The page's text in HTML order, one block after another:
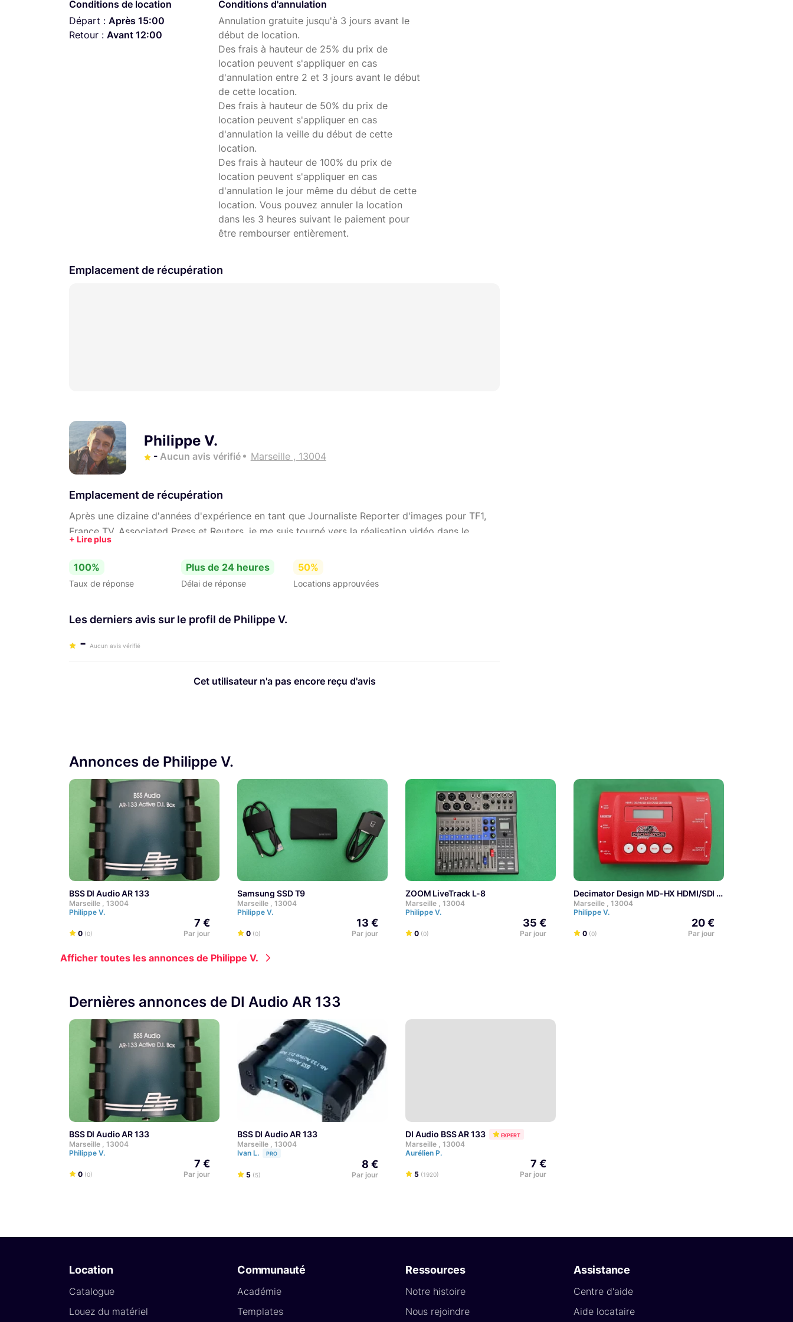
Interrupteur de coupure de mise à la terre
Interrupteur de mise en service permettant de déconnecter les instruments sans avoir à "muter"
Alimentation 48V via la console ou la pile interne
Conditions de location
Départ : Après 15:00
Retour : Avant 12:00
Conditions d'annulation
Annulation gratuite jusqu'à 3 jours avant le
début de location.
Des frais à hauteur de 25% du prix de
location peuvent s'appliquer en cas
d'annulation entre 2 et 3 jours avant le début
de cette location.
Des frais à hauteur de 50% du prix de
location peuvent s'appliquer en cas
d'annulation la veille du début de cette
location.
Des frais à hauteur de 100% du prix de
location peuvent s'appliquer en cas
d'annulation le jour même du début de cette
location. Vous pouvez annuler la location
dans les 3 heures suivant le paiement pour
être rembourser entièrement.
Emplacement de récupération
Philippe V.
- Aucun avis vérifié Marseille , 13004
Emplacement de récupération
Après une dizaine d'années d'expérience en tant que Journaliste Reporter d'images pour TF1,
France TV, Associated Press et Reuters, je me suis tourné vers la réalisation vidéo dans le
domaine institutionnel et développe actuellement une agence digitale de streaming et captation
vidéo pour des conférences et café-débat dans le sud de la France entre Nice et Montpellier
100%
Taux de réponse
Plus de 24 heures
Délai de réponse
50%
Locations approuvées
Les derniers avis sur le profil de Philippe V.
- Aucun avis vérifié
Cet utilisateur n'a pas encore reçu d'avis
Annonces de Philippe V.
BSS DI Audio AR 133
Marseille , 13004
Philippe V.
0 (0)
7 €
Par jour
Samsung SSD T9
Marseille , 13004
Philippe V.
0 (0)
13 €
Par jour
ZOOM LiveTrack L-8
Marseille , 13004
Philippe V.
0 (0)
35 €
Par jour
Decimator Design MD-HX HDMI/SDI
Marseille , 13004
Philippe V.
0 (0)
20 €
Par jour
Afficher toutes les annonces de Philippe V.
Dernières annonces de DI Audio AR 133
BSS DI Audio AR 133
Marseille , 13004
Philippe V.
0 (0)
7 €
Par jour
BSS DI Audio AR 133
Marseille , 13004
Ivan L.
PRO
5 (5)
8 €
Par jour
DI Audio BSS AR 133 EXPERT
Marseille , 13004
Aurélien P.
5 (1920)
7 €
Par jour
Location
Catalogue
Louez du matériel
Communauté
Académie
Templates
Ressources
Notre histoire
Nous rejoindre
Assistance
Centre d'aide
Aide locataire